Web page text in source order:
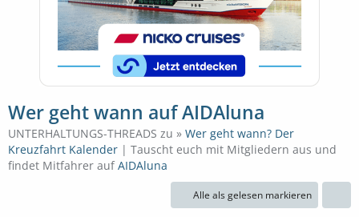
Wer geht wann auf AIDAluna
UNTERHALTUNGS-THREADS zu » Wer geht wann? Der
Kreuzfahrt Kalender | Tauscht euch mit Mitgliedern aus und
findet Mitfahrer aufAIDAluna
Alle als gelesen markieren